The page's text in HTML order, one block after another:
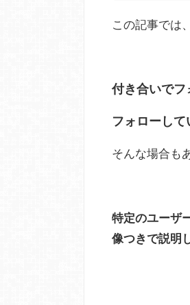
この記事では
付き合いでフ
フォローして
そんな場合も
特定のユーザ
像つきで説明